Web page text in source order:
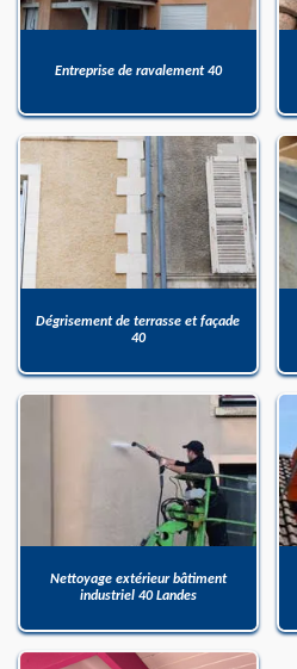
Entreprise de ravalement 40
Dégrisement de terrasse et façade
40
Nettoyage extérieur bâtiment
industriel 40 Landes